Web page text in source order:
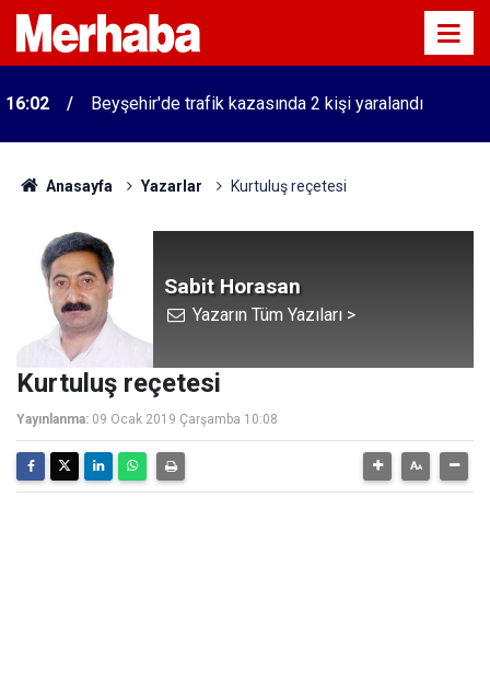
16:02 Beyşehir'de trafik kazasında 2 kişi yaralandı
Anasayfa Yazarlar Kurtuluş reçetesi
Sabit Horasan
Yazarın Tüm Yazıları >
Kurtuluş reçetesi
Yayınlanma: 09 Ocak 2019 Çarşamba 10:08